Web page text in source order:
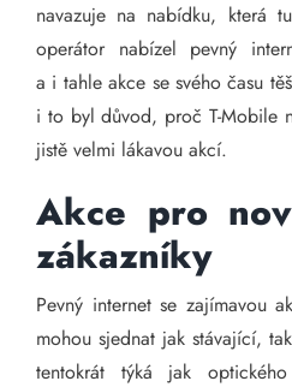
navazuje na nabídku, která
operátor nabízel pevný
a i tahle akce se svého času
i to byl důvod, proč T-Mobile
jistě velmi lákavou akcí.
Akce pro
zákazníky
Pevný internet se zajímavou
mohou sjednat jak stávající,
tentokrát týká jak